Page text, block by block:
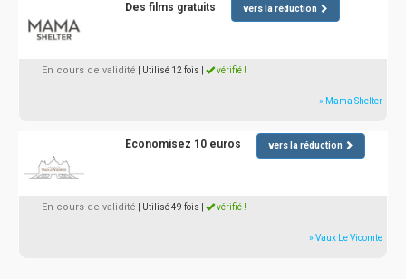
Des films gratuits vers la réduction
En cours de validité | Utilisé 12 fois vérifié !
» Mama Shelter
Economisez 10 euros vers la réduction
En cours de validité | Utilisé 49 fois vérifié !
» Vaux Le Vicomte